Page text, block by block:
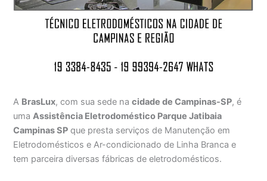
A BrasLux, com sua sede nacidade de Campinas-SP, é
umaAssistência Eletrodoméstico Parque Jatibaia
Campinas SP que presta serviços de Manutenção em
Eletrodomésticos e Ar-condicionado de Linha Branca e
tem parceira diversas fábricas de eletrodomésticos.